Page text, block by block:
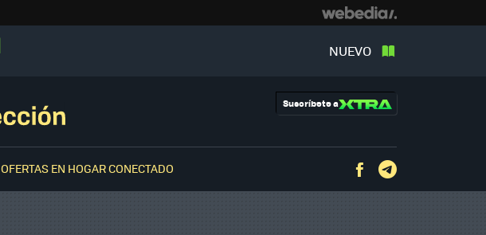
NUEVO
Suscríbete a
OFERTAS EN HOGAR CONECTADO Facebook